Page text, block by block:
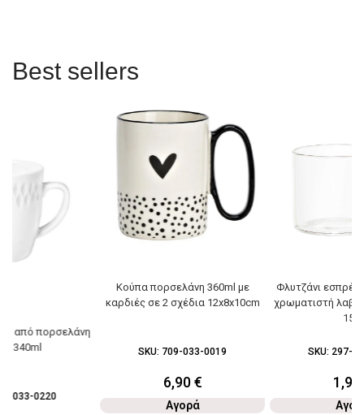
Best sellers
από πορσελάνη
340ml
033-0220
Κούπα πορσελάνη 360ml με
καρδιές σε 2 σχέδια 12x8x10cm
SKU: 709-033-0019
6,90€
Αγορά
Φλυτζάνι
χρωματιστή
15cl
SKU: 297-
1,90